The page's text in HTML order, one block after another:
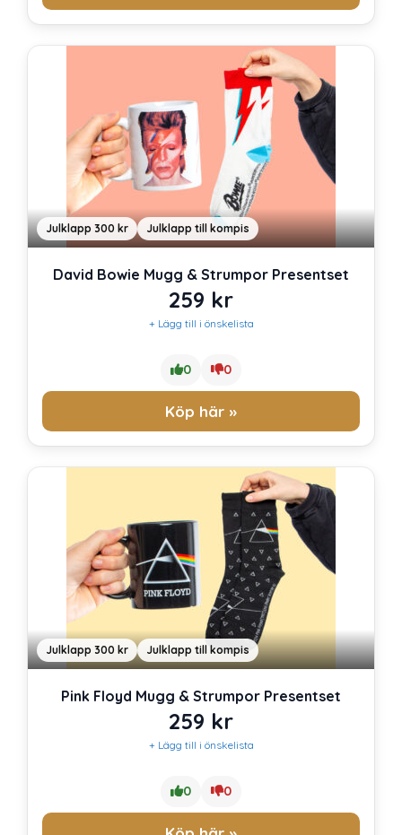
Julklapp 300 kr Julklapp till kompis
David Bowie Mugg & Strumpor Presentset
259 kr
+ Lägg till i önskelista
0 0
Köp här »
Julklapp 300 kr Julklapp till kompis
Pink Floyd Mugg & Strumpor Presentset
259 kr
+ Lägg till i önskelista
0 0